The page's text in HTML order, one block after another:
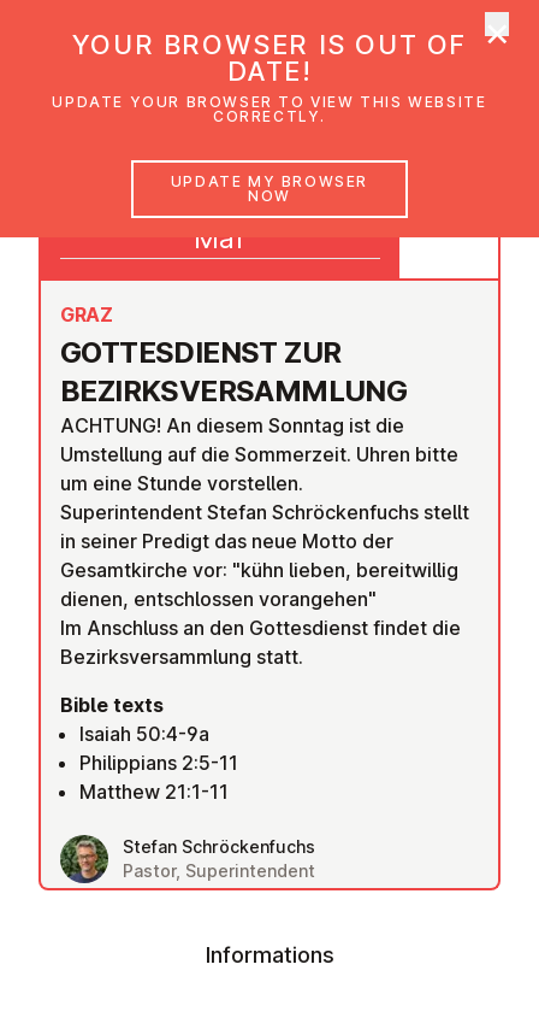
GOTTES­DI­ENST ZUR
BEZIRKS­VER­S­AMMLUNG
GRAZ
ACHTUNG! An diesem Sonntag ist die
Umstellung auf die Sommerzeit. Uhren bitte
um eine Stunde vorstellen.
Superintendent Stefan Schröckenfuchs stellt
in seiner Predigt das neue Motto der
Gesamtkirche vor: "kühn lieben, bereitwillig
dienen, entschlossen vorangehen"
Im Anschluss an den Gottesdienst findet die
Bezirksversammlung statt.
Bible texts
Isaiah 50:4-9a
Philippians 2:5-11
Matthew 21:1-11
Stefan Schröckenfuchs
Pastor, Superintendent
29
Mar
Informations
YOUR BROWSER IS OUT OF
DATE!
UPDATE YOUR BROWSER TO VIEW THIS WEBSITE
CORRECTLY.
UPDATE MY BROWSER
NOW
×